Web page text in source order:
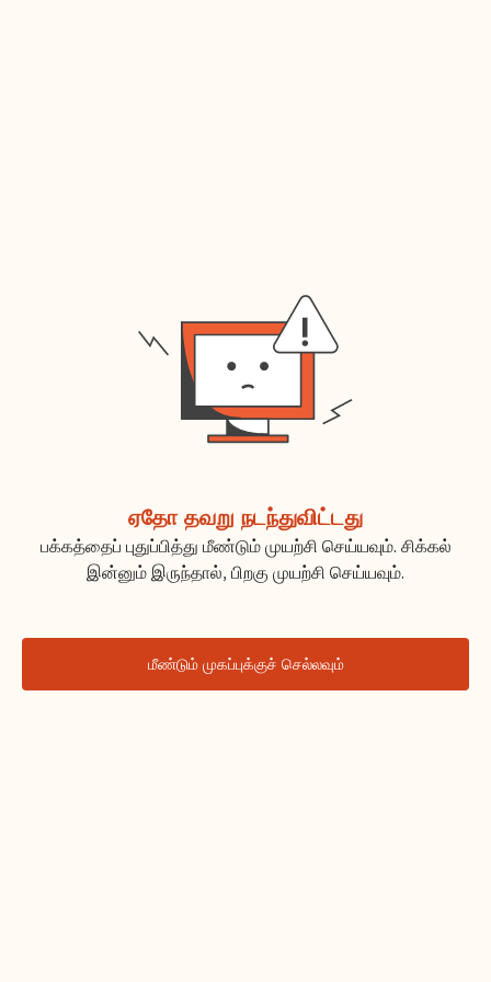
ஏதோ தவறு நடந்துவிட்டது
பக்கத்தைப் புதுப்பித்து மீண்டும் முயற்சி செய்யவும். சிக்கல்
இன்னும் இருந்தால், பிறகு முயற்சி செய்யவும்.
மீண்டும் முகப்புக்குச் செல்லவும்